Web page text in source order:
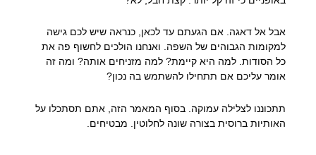
אבל אל דאגה. אם הגעתם עד לכאן, כנראה שיש לכם גישה
למקומות הגבוהים של השפה. ואנחנו הולכים לחשוף פה את
כל הסודות. למה היא קיימת? למה מזניחים אותה? ומה זה
אומר עליכם אם תתחילו להשתמש בה נכון?
תתכוננו לצלילה עמוקה. בסוף המאמר הזה, אתם תסתכלו על
האותיות ברוסית בצורה שונה לחלוטין. מבטיחים.